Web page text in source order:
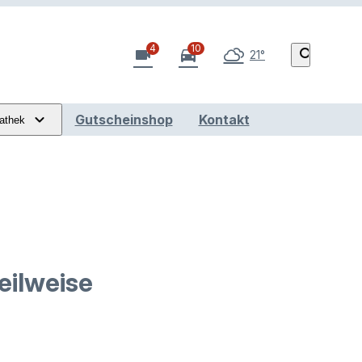
videocam4 directions_car
10 21° search
Gutscheinshop Kontakt